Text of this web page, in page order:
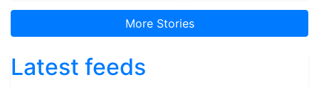
More Stories
Latest feeds